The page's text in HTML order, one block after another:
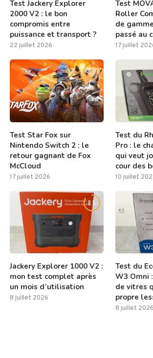
Test Jackery Explorer
2000 V2 : le bon
compromis entre
puissance et transport ?
22 juillet 2026
Test
Roller
de
passé au
17 juillet
8.0
Test Star Fox sur
Nintendo Switch 2 : le
retour gagnant de Fox
McCloud
17 juillet 2026
Test du
Pro : le
qui veut
cour des
10 juillet
8.5
Jackery Explorer 1000 V2 :
mon test complet après
un mois d’utilisation
8 juillet 2026
Test du
W3 Omni
de vitres
propre
8 juillet 2026